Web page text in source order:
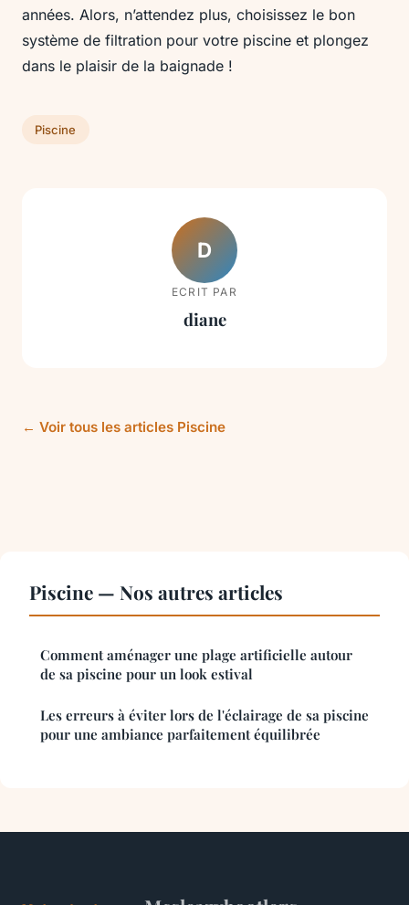
années. Alors, n’attendez plus, choisissez le bon
système de filtration pour votre piscine et plongez
dans le plaisir de la baignade !
Piscine
D
ECRIT PAR
diane
← Voir tous les articles Piscine
Piscine — Nos autres articles
Comment aménager une plage artificielle autour
de sa piscine pour un look estival
Les erreurs à éviter lors de l'éclairage de sa piscine
pour une ambiance parfaitement équilibrée